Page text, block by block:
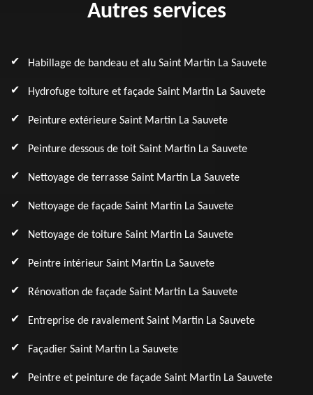
Autres services
Habillage de bandeau et alu Saint Martin La Sauvete
Hydrofuge toiture et façade Saint Martin La Sauvete
Peinture extérieure Saint Martin La Sauvete
Peinture dessous de toit Saint Martin La Sauvete
Nettoyage de terrasse Saint Martin La Sauvete
Nettoyage de façade Saint Martin La Sauvete
Nettoyage de toiture Saint Martin La Sauvete
Peintre intérieur Saint Martin La Sauvete
Rénovation de façade Saint Martin La Sauvete
Entreprise de ravalement Saint Martin La Sauvete
Façadier Saint Martin La Sauvete
Peintre et peinture de façade Saint Martin La Sauvete